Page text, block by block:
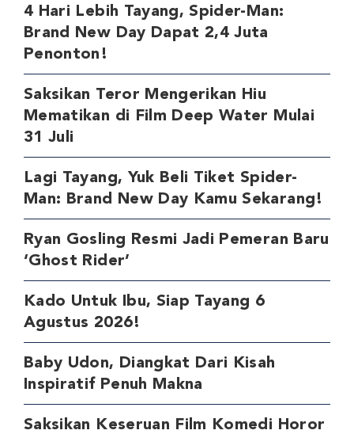
4 Hari Lebih Tayang, Spider-Man:
Brand New Day Dapat 2,4 Juta
Penonton!
Saksikan Teror Mengerikan Hiu
Mematikan di Film Deep Water Mulai
31 Juli
Lagi Tayang, Yuk Beli Tiket Spider-
Man: Brand New Day Kamu Sekarang!
Ryan Gosling Resmi Jadi Pemeran Baru
‘Ghost Rider’
Kado Untuk Ibu, Siap Tayang 6
Agustus 2026!
Baby Udon, Diangkat Dari Kisah
Inspiratif Penuh Makna
Saksikan Keseruan Film Komedi Horor